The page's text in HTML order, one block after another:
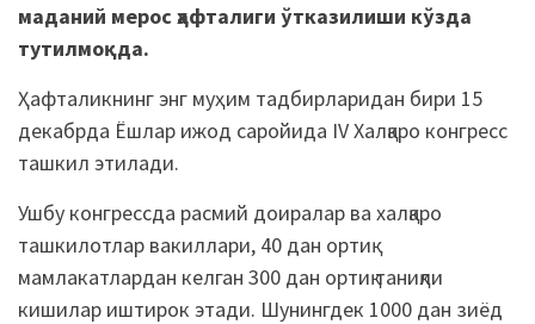
маданий мерос ҳафталиги ўтказилиши кўзда
тутилмоқда.
Ҳафталикнинг энг муҳим тадбирларидан бири 15
декабрда Ёшлар ижод саройида IV Халқаро конгресс
ташкил этилади.
Ушбу конгрессда расмий доиралар ва халқаро
ташкилотлар вакиллари, 40 дан ортиқ
мамлакатлардан келган 300 дан ортиқ таниқли
кишилар иштирок этади. Шунингдек 1000 дан зиёд